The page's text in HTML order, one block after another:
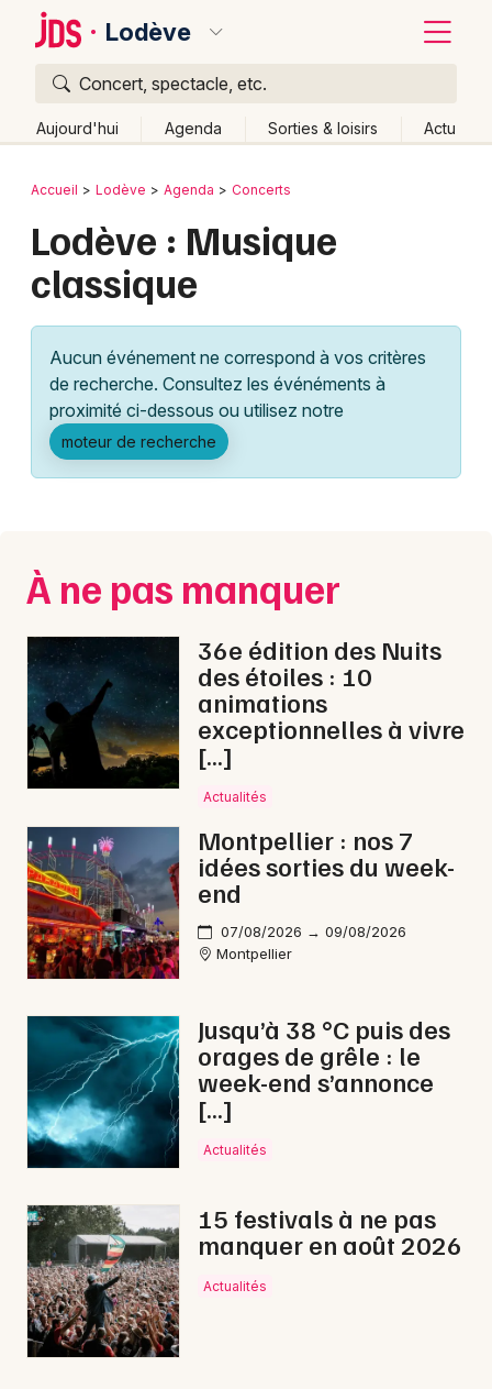
Lodève
Concert, spectacle, etc.
Aujourd'hui Agenda Sorties & loisirs Actu
Publier un événement
Grands événements
Activité & Expérience
Manifestations
Foires & salons
Concerts
Sports
Soirées
Sorties famille
Sorties & loisirs
Musique classique dans l' Hérault
Musique classique en Languedoc-Roussillon
Musique classique en Occitanie
Newsletter des sorties
Actus à Lodève
Magazine à Lodève
Bordeaux
Colmar
Lille
Lyon
Marseille
Mulhouse
Nice
Paris
Strasbourg
Toulouse
Toutes les villes
Retour
Accueil Lodève Agenda Concerts
Lodève : Musique
classique
Aucun événement ne correspond à vos critères
de recherche. Consultez les événéments à
proximité ci-dessous ou utilisez notre
moteur de recherche
À ne pas manquer
36e édition des Nuits
des étoiles : 10
animations
exceptionnelles à vivre
[…]
Actualités
Montpellier : nos 7
idées sorties du week-
end
07/08/2026 → 09/08/2026
Montpellier
Jusqu’à 38 °C puis des
orages de grêle : le
week-end s’annonce
[…]
Actualités
15 festivals à ne pas
manquer en août 2026
Actualités
Quoi ?
Où ?
Languedoc-Roussillon
Partout
Près de moi
Changer de lieu
Aujourd'hui
Demain Ce week-end Autre